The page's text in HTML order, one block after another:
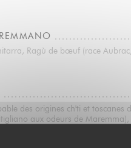
Ragù de bœuf (race
des origines ch'ti et toscanes
aux odeurs de